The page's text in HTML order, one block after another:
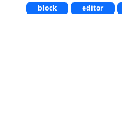
block editor